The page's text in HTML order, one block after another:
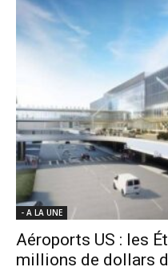
- A LA UNE
Aéroports US : les
millions de dollars